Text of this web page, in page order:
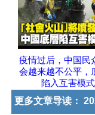
疫情过后，中国民
会越来越不公平，
陷入互害模式
更多文章导读：